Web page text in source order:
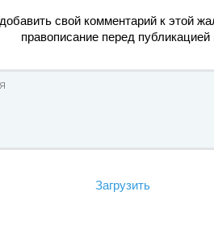
свой комментарий к этой
правописание перед
Загрузить